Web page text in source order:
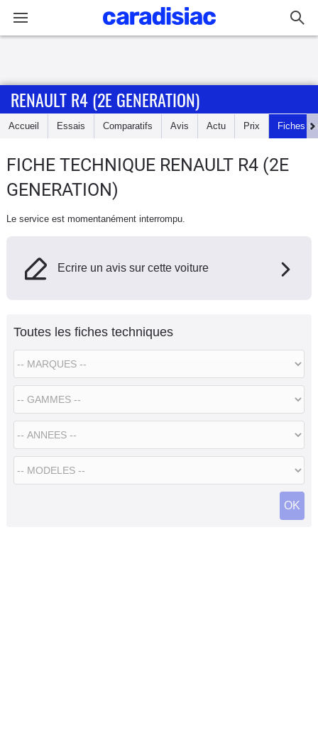
Accueil
Essais
d'achat
Electriques
Flottes
Auto
Services
Forum
Moto
RENAULT R4 (2E GENERATION)
Accueil Essais Comparatifs Avis Actu Prix Fiches
FICHE TECHNIQUE RENAULT R4 (2E
GENERATION)
Le service est momentanément interrompu.
Ecrire un avis sur cette voiture
Toutes les fiches techniques